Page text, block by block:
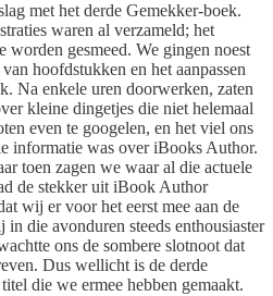
met het derde Gemekker-boek.
waren al verzameld; het
worden gesmeed. We gingen noest
hoofdstukken en het aanpassen
Na enkele uren doorwerken, zaten
kleine dingetjes die niet helemaal
even te googelen, en het viel ons
informatie was over iBooks Author.
toen zagen we waar al die actuele
de stekker uit iBook Author
wij er voor het eerst mee aan de
die avonduren steeds enthousiaster
ons de sombere slotnoot dat
Dus wellicht is de derde
die we ermee hebben gemaakt.